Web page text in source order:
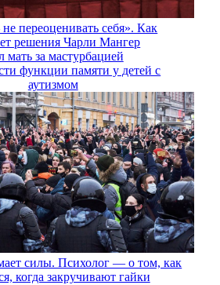
переоценивать себя». Как
решения Чарли Мангер
мать за мастурбацией
функции памяти у детей с
аутизмом
силы. Психолог — о том, как
когда закручивают гайки